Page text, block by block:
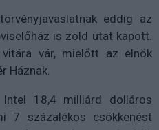
eddig az
is zöld utat kapott.
vár, mielőtt az elnök
Háznak.
18,4 milliárd dolláros
7 százalékos csökkenést